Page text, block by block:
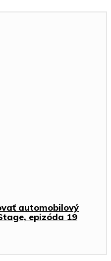
automobilový
epizóda 19